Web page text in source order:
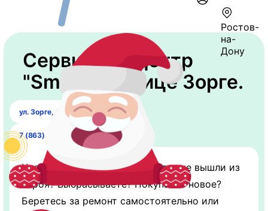
Ростов-
на-
Дону
Сервисный центр
"Smile" на улице Зорге.
ул. Зорге, 17
7 (863) 320-08-23
Что вы делаете с вещами, которые вышли из
строя? Выбрасываете? Покупаете новое?
Беретесь за ремонт самостоятельно или